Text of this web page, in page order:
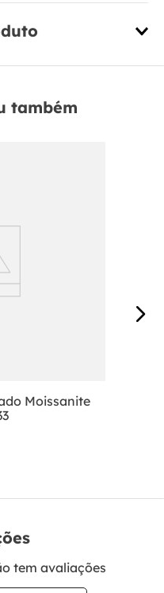
também
Moissanite
tem avaliações